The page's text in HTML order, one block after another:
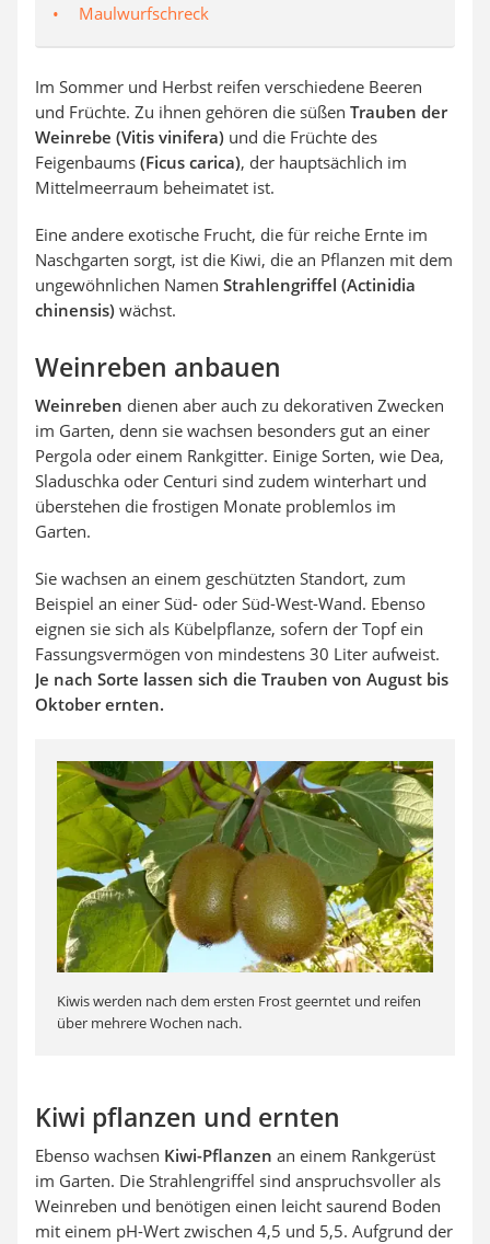
Maulwurfschreck
Im Sommer und Herbst reifen verschiedene Beeren
und Früchte. Zu ihnen gehören die süßen Trauben der
Weinrebe (Vitis vinifera) und die Früchte des
Feigenbaums (Ficus carica), der hauptsächlich im
Mittelmeerraum beheimatet ist.
Eine andere exotische Frucht, die für reiche Ernte im
Naschgarten sorgt, ist die Kiwi, die an Pflanzen mit dem
ungewöhnlichen Namen Strahlengriffel (Actinidia
chinensis) wächst.
Weinreben anbauen
Weinreben dienen aber auch zu dekorativen Zwecken
im Garten, denn sie wachsen besonders gut an einer
Pergola oder einem Rankgitter. Einige Sorten, wie Dea,
Sladuschka oder Centuri sind zudem winterhart und
überstehen die frostigen Monate problemlos im
Garten.
Sie wachsen an einem geschützten Standort, zum
Beispiel an einer Süd- oder Süd-West-Wand. Ebenso
eignen sie sich als Kübelpflanze, sofern der Topf ein
Fassungsvermögen von mindestens 30 Liter aufweist.
Je nach Sorte lassen sich die Trauben von August bis
Oktober ernten.
Kiwis werden nach dem ersten Frost geerntet und reifen
über mehrere Wochen nach.
Kiwi pflanzen und ernten
Ebenso wachsen Kiwi-Pflanzen an einem Rankgerüst
im Garten. Die Strahlengriffel sind anspruchsvoller als
Weinreben und benötigen einen leicht saurend Boden
mit einem pH-Wert zwischen 4,5 und 5,5. Aufgrund der